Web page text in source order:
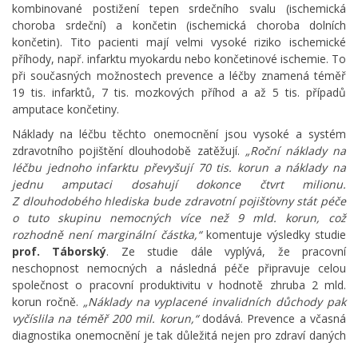
kombinované postižení tepen srdečního svalu (ischemická
choroba srdeční) a končetin (ischemická choroba dolních
končetin). Tito pacienti mají velmi vysoké riziko ischemické
příhody, např. infarktu myokardu nebo končetinové ischemie. To
při současných možnostech prevence a léčby znamená téměř
19 tis. infarktů, 7 tis. mozkových příhod a až 5 tis. případů
amputace končetiny.
Náklady na léčbu těchto onemocnění jsou vysoké a systém
zdravotního pojištění dlouhodobě zatěžují. „Roční náklady na
léčbu jednoho infarktu převyšují 70 tis. korun a náklady na
jednu amputaci dosahují dokonce čtvrt milionu.
Z dlouhodobého hlediska bude zdravotní pojišťovny stát péče
o tuto skupinu nemocných více než 9 mld. korun, což
rozhodně není marginální částka,“komentuje výsledky studie
prof. Táborský. Ze studie dále vyplývá, že pracovní
neschopnost nemocných a následná péče připravuje celou
společnost o pracovní produktivitu v hodnotě zhruba 2 mld.
korun ročně. „Náklady na vyplacené invalidních důchody pak
vyčíslila na téměř 200 mil. korun,“dodává. Prevence a včasná
diagnostika onemocnění je tak důležitá nejen pro zdraví daných